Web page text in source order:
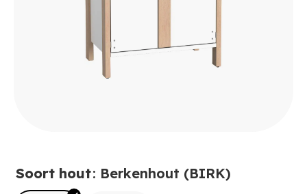
Soort hout: Berkenhout (BIRK)